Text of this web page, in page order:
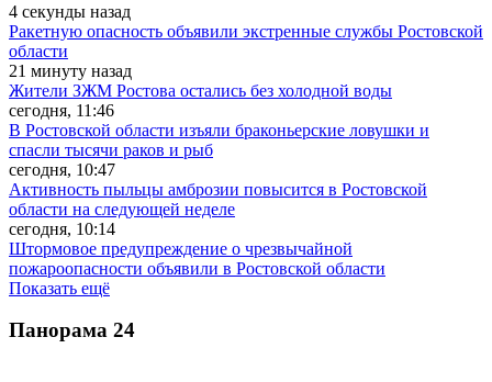
4 секунды назад
Ракетную опасность объявили экстренные службы Ростовской
области
21 минуту назад
Жители ЗЖМ Ростова остались без холодной воды
сегодня, 11:46
В Ростовской области изъяли браконьерские ловушки и
спасли тысячи раков и рыб
сегодня, 10:47
Активность пыльцы амброзии повысится в Ростовской
области на следующей неделе
сегодня, 10:14
Штормовое предупреждение о чрезвычайной
пожароопасности объявили в Ростовской области
Показать ещё
Панорама 24